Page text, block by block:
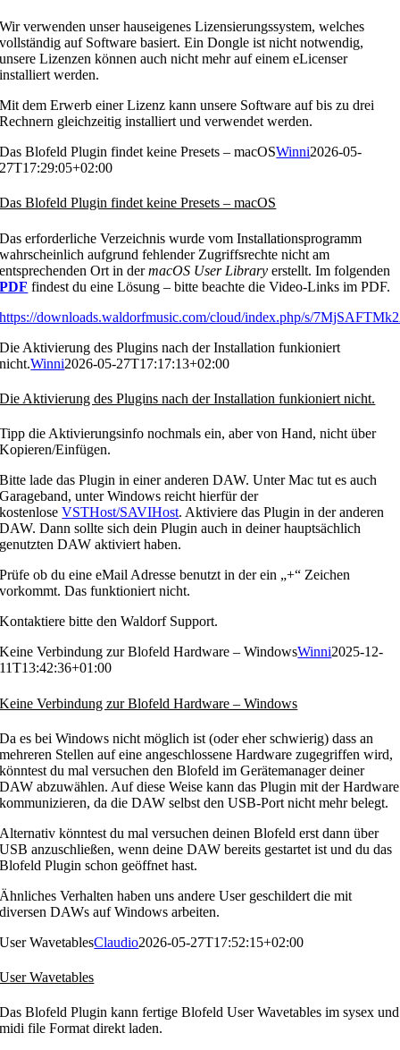
Wir verwenden unser hauseigenes Lizensierungssystem, welches
vollständig auf Software basiert. Ein Dongle ist nicht notwendig,
unsere Lizenzen können auch nicht mehr auf einem eLicenser
installiert werden.
Mit dem Erwerb einer Lizenz kann unsere Software auf bis zu drei
Rechnern gleichzeitig installiert und verwendet werden.
Das Blofeld Plugin findet keine Presets – macOSWinni2026-05-
27T17:29:05+02:00
Das Blofeld Plugin findet keine Presets – macOS
Das erforderliche Verzeichnis wurde vom Installationsprogramm
wahrscheinlich aufgrund fehlender Zugriffsrechte nicht am
entsprechenden Ort in dermacOS User Libraryerstellt. Im folgenden
PDF findest du eine Lösung – bitte beachte die Video-Links im PDF.
https://downloads.waldorfmusic.com/cloud/index.php/s/
Die Aktivierung des Plugins nach der Installation funkioniert
nicht.Winni2026-05-27T17:17:13+02:00
Die Aktivierung des Plugins nach der Installation funkioniert nicht.
Tipp die Aktivierungsinfo nochmals ein, aber von Hand, nicht über
Kopieren/Einfügen.
Bitte lade das Plugin in einer anderen DAW. Unter Mac tut es auch
Garageband, unter Windows reicht hierfür der
kostenloseVSTHost/SAVIHost. Aktiviere das Plugin in der anderen
DAW. Dann sollte sich dein Plugin auch in deiner hauptsächlich
genutzten DAW aktiviert haben.
Prüfe ob du eine eMail Adresse benutzt in der ein „+“ Zeichen
vorkommt. Das funktioniert nicht.
Kontaktiere bitte den Waldorf Support.
Keine Verbindung zur Blofeld Hardware – WindowsWinni2025-12-
11T13:42:36+01:00
Keine Verbindung zur Blofeld Hardware – Windows
Da es bei Windows nicht möglich ist (oder eher schwierig) dass an
mehreren Stellen auf eine angeschlossene Hardware zugegriffen wird,
könntest du mal versuchen den Blofeld im Gerätemanager deiner
DAW abzuwählen. Auf diese Weise kann das Plugin mit der Hardware
kommunizieren, da die DAW selbst den USB-Port nicht mehr belegt.
Alternativ könntest du mal versuchen deinen Blofeld erst dann über
USB anzuschließen, wenn deine DAW bereits gestartet ist und du das
Blofeld Plugin schon geöffnet hast.
Ähnliches Verhalten haben uns andere User geschildert die mit
diversen DAWs auf Windows arbeiten.
User WavetablesClaudio2026-05-27T17:52:15+02:00
User Wavetables
Das Blofeld Plugin kann fertige Blofeld User Wavetables im sysex und
midi file Format direkt laden.